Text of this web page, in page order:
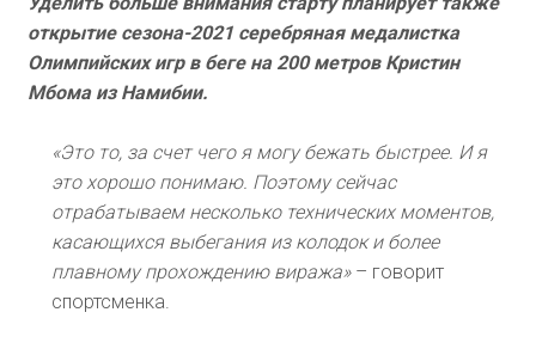
открытие сезона-2021 серебряная медалистка
Олимпийских игр в беге на 200 метров Кристин
Мбома из Намибии.
«Это то, за счет чего я могу бежать быстрее. И я
это хорошо понимаю. Поэтому сейчас
отрабатываем несколько технических моментов,
касающихся выбегания из колодок и более
плавному прохождению виража» – говорит
спортсменка.